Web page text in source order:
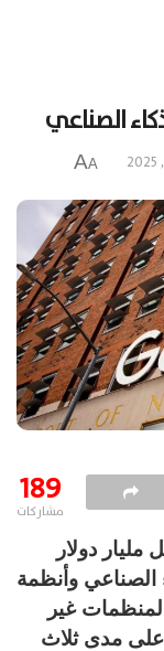
الصناعي
A
A
189
مشاركات
دولار
الصناعي وأنظمة
غير
على مدى ثلاث